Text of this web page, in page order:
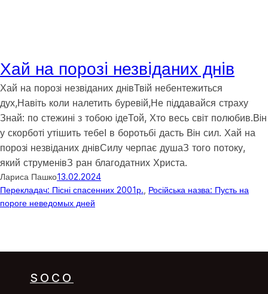
Хай на порозi незвiданих днiв
Хай на порозi незвiданих днiвТвiй небентежиться
дух,Навiть коли налетить буревiй,Не пiддавайся страху
Знай: по стежинi з тобою iдеТой, Хто весь свiт полюбив.Вiн
у скорботi утішить тебеІ в боротьбі дасть Вiн сил. Хай на
порозi незвiданих днiвСилу черпає душаЗ того потоку,
який струменiвЗ ран благодатних Христа.
Лариса Пашко13.02.2024
Перекладач: Пісні спасенних 2001р. Російська назва: Пусть на
пороге неведомых дней
SOCO